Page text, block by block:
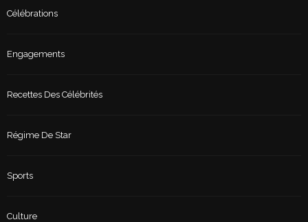
Célébrations
Engagements
Recettes Des Célébrités
Régime De Star
Sports
Culture